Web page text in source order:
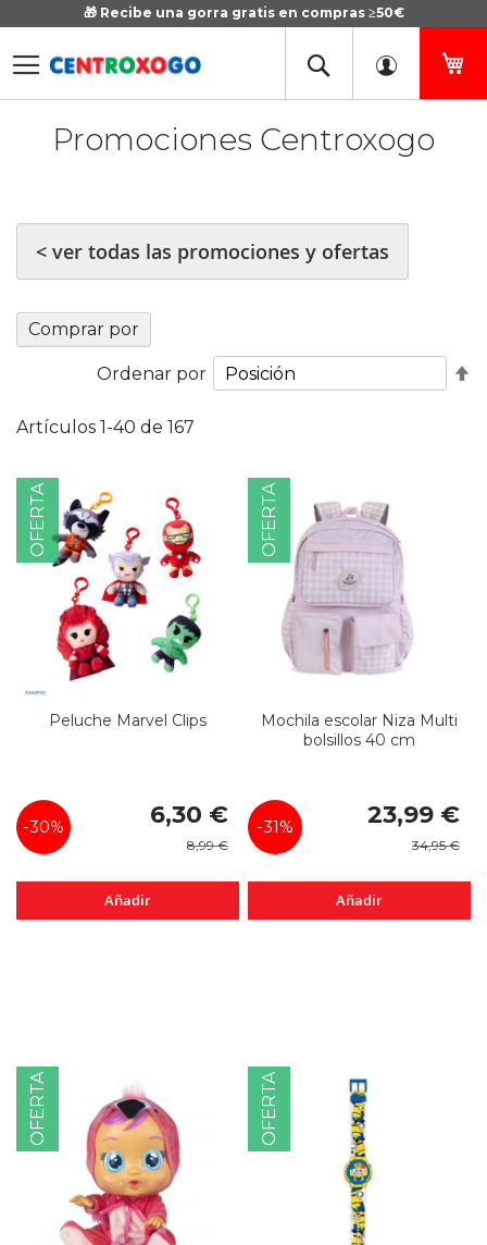
🎁 Recibe una gorra gratis en compras ≥50€
Ir
Promociones Centroxogo
< ver todas las promociones y ofertas
Comprar por
Artículos 1-40 de 167
Ordenar por
OFERTA
Peluche Marvel Clips
-30%
Precio
especial
6,30 €
8,99 €
Añadir
OFERTA
Mochila escolar Niza Multi
bolsillos 40 cm
-31%
Precio
especial
23,99 €
34,95 €
Añadir
OFERTA OFERTA